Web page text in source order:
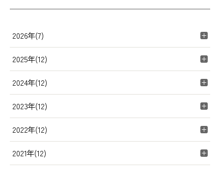
2026年(7)
2025年(12)
2024年(12)
2023年(12)
2022年(12)
2021年(12)